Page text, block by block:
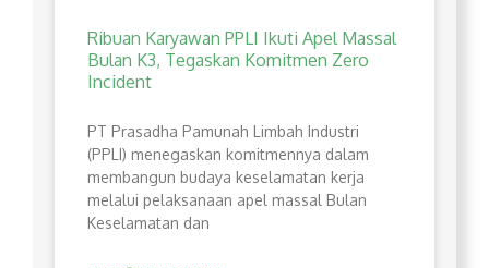
Ribuan Karyawan PPLI Ikuti Apel Massal
Bulan K3, Tegaskan Komitmen Zero
Incident
PT Prasadha Pamunah Limbah Industri
(PPLI) menegaskan komitmennya dalam
membangun budaya keselamatan kerja
melalui pelaksanaan apel massal Bulan
Keselamatan dan